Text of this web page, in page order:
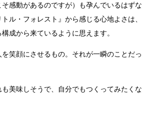
そ感動があるのですが）も孕んでいるはずな
ル・フォレスト』から感じる心地よさは、
成から来ているように思えます。
笑顔にさせるもの。それが一瞬のことだっ
美味しそうで、自分でもつくってみたくな